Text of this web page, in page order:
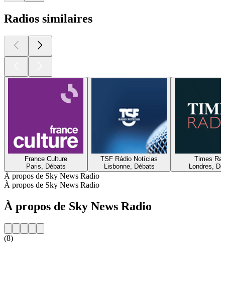
Radios similaires
France Culture
Paris, Débats
TSF Rádio Notícias
Lisbonne, Débats
Times
Londres,
À propos de Sky News Radio
À propos de Sky News Radio
À propos de Sky News Radio
(8)